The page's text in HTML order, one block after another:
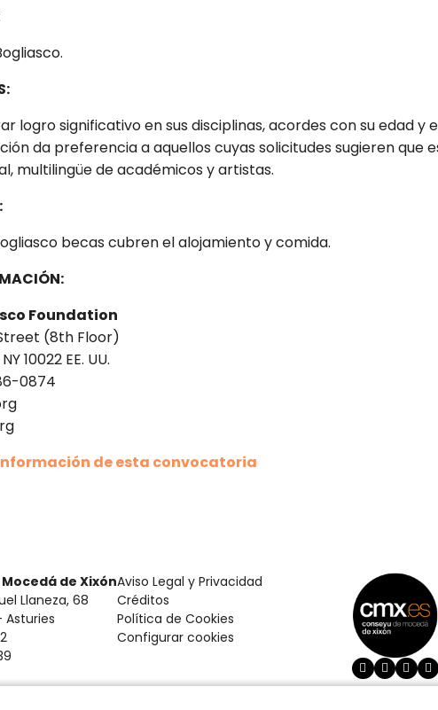
logro significativo en sus disciplinas, acordes con su edad y
da preferencia a aquellos cuyas solicitudes sugieren
multilingüe de académicos y artistas.
becas cubren el alojamiento y comida.
Foundation
(8th Floor)
10022 EE. UU.
0874
de esta convocatoria
de Xixón
Llaneza, 68
Asturies
Aviso Legal y Privacidad
Créditos
Política de Cookies
Configurar cookies